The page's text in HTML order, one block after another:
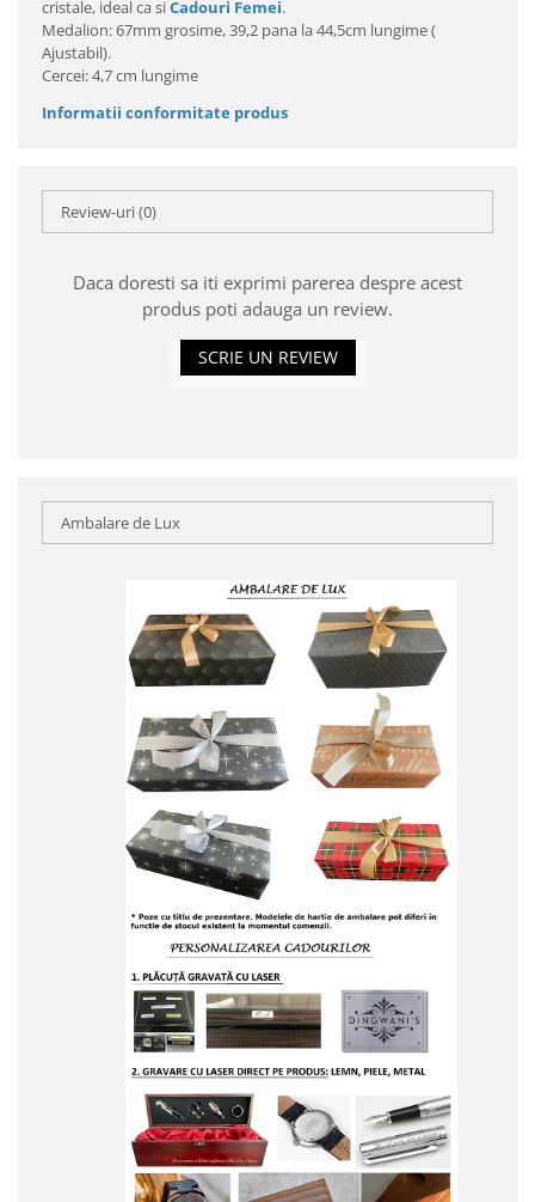
cristale, ideal ca siCadouri Femei.
Medalion: 67mm grosime, 39,2 pana la 44,5cm lungime (
Ajustabil).
Cercei: 4,7 cm lungime
Informatii conformitate produs
Review-uri(0)
Daca doresti sa iti exprimi parerea despre acest
produs poti adauga un review.
SCRIE UN REVIEW
Ambalare de Lux